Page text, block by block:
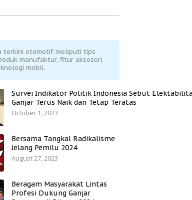
terkini otomotif meliputi tips
manufaktur, fitur aksesori,
mobil.
Survei Indikator Politik Indonesia Sebut
Ganjar Terus Naik dan Tetap Teratas
October 1, 2023
Bersama Tangkal Radikalisme
Jelang Pemilu 2024
August 27, 2023
Beragam Masyarakat Lintas
Profesi Dukung Ganjar